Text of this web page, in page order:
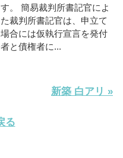
。 簡易裁判所書記官によ
裁判所書記官は、申立て
合には仮執行宣言を発付
と債権者に...
新築 白アリ »
る